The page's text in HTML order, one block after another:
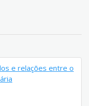
e relações entre o